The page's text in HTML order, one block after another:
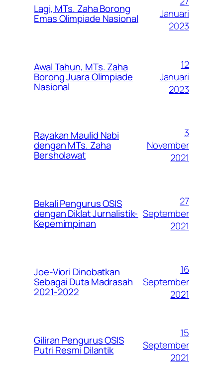
Lagi, MTs. Zaha Borong
Emas Olimpiade Nasional
Januari
2023
Awal Tahun, MTs. Zaha
Borong Juara Olimpiade
Nasional
12
Januari
2023
Rayakan Maulid Nabi
dengan MTs. Zaha
Bersholawat
3
November
2021
Bekali Pengurus OSIS
dengan Diklat Jurnalistik-
Kepemimpinan
27
September
2021
Joe-Viori Dinobatkan
Sebagai Duta Madrasah
2021-2022
16
September
2021
Giliran Pengurus OSIS
Putri Resmi Dilantik
15
September
2021